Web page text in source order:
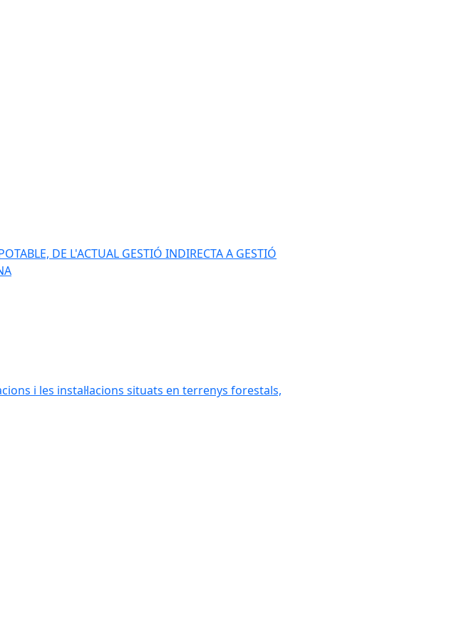
DE L'ACTUAL GESTIÓ INDIRECTA A GESTIÓ
i les instal·lacions situats en terrenys forestals,